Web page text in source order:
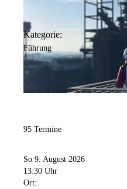
Kategorie:
Führung
95 Termine
So 9. August 2026
13:30 Uhr
Ort: